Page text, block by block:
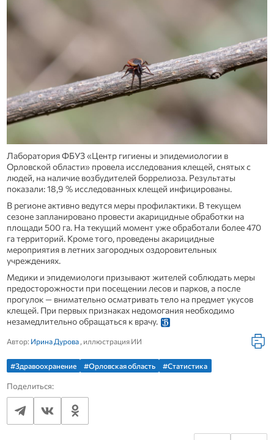
Лаборатория ФБУЗ «Центр гигиены и эпидемиологии в
Орловской области» провела исследования клещей, снятых с
людей, на наличие возбудителей боррелиоза. Результаты
показали: 18,9 % исследованных клещей инфицированы.
В регионе активно ведутся меры профилактики. В текущем
сезоне запланировано провести акарицидные обработки на
площади 500 га. На текущий момент уже обработали более 470
га территорий. Кроме того, проведены акарицидные
мероприятия в летних загородных оздоровительных
учреждениях.
Медики и эпидемиологи призывают жителей соблюдать меры
предосторожности при посещении лесов и парков, а после
прогулок — внимательно осматривать тело на предмет укусов
клещей. При первых признаках недомогания необходимо
незамедлительно обращаться к врачу.
Автор: Ирина Дурова, иллюстрация ИИ
#Здравоохранение #Орловская область #Статистика
Поделиться: